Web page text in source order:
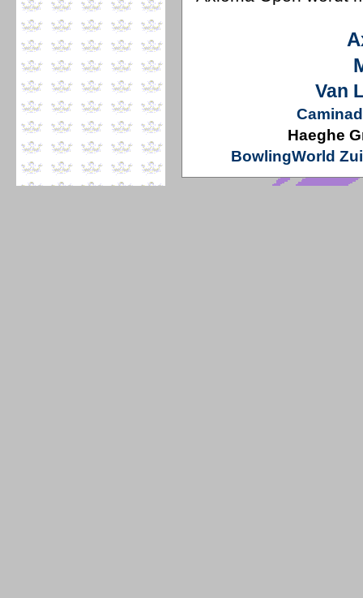
Van
Haeghe
BowlingWorld